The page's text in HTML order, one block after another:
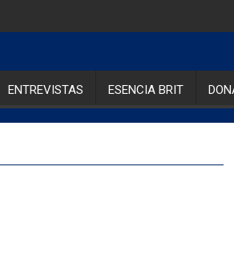
ENTREVISTAS ESENCIA BRIT